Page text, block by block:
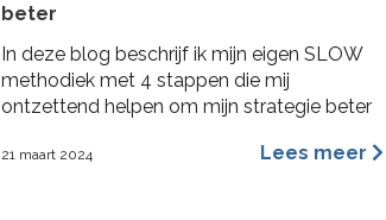
beter
In deze blog beschrijf ik mijn eigen SLOW
methodiek met 4 stappen die mij
ontzettend helpen om mijn strategie beter
21 maart 2024 Lees meer